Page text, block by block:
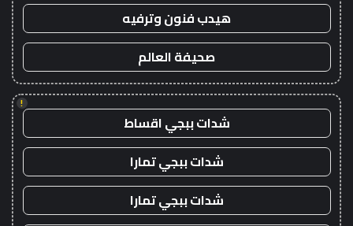
هيدب فنون وترفيه
صحيفة العالم
!
شدات ببجي اقساط
شدات ببجي تمارا
شدات ببجي تمارا